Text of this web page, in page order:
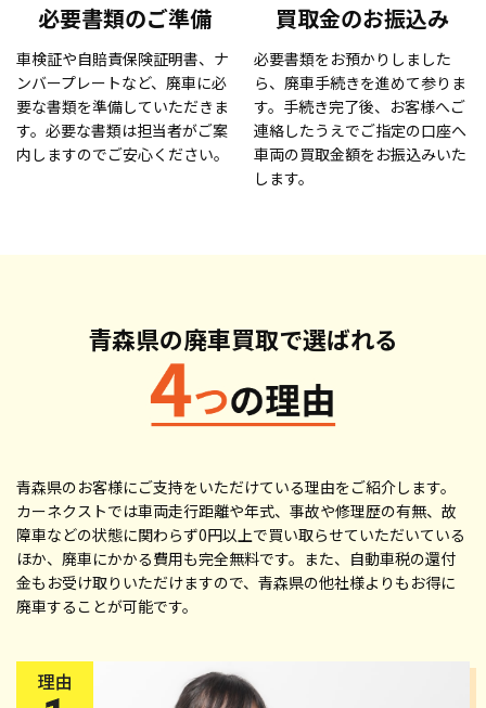
必要書類のご準備
車検証や自賠責保険証明書、ナ
ンバープレートなど、廃車に必
要な書類を準備していただきま
す。必要な書類は担当者がご案
内しますのでご安心ください。
買取金のお振込み
必要書類をお預かりしました
ら、廃車手続きを進めて参りま
す。手続き完了後、お客様へご
連絡したうえでご指定の口座へ
車両の買取金額をお振込みいた
します。
青森県の廃車買取で選ばれる
青森県のお客様にご支持をいただけている理由をご紹介します。
カーネクストでは車両走行距離や年式、事故や修理歴の有無、故
障車などの状態に関わらず0円以上で買い取らせていただいている
ほか、廃車にかかる費用も完全無料です。また、自動車税の還付
金もお受け取りいただけますので、青森県の他社様よりもお得に
廃車することが可能です。